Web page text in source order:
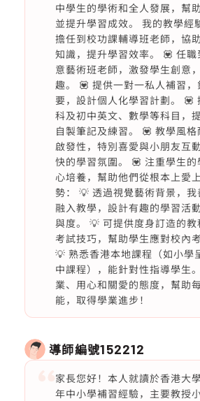
中學生的學術和全人發展，幫
並提升學習成效。 我的教學經
擔任到校功課輔導班老師，協
知識，提升學習效率。 💟 任
意藝術班老師，激發學生創意
趣。 💟 提供一對一私人補習
要，設計個人化學習計劃。 💟
科及初中英文、數學等科目，
自製筆記及練習。 💟 教學風
啟發性，特別喜愛與小朋友互
快的學習氛圍。 💟 注重學生
心培養，幫助他們從根本上愛
勢： 💡 透過視覺藝術背景，
融入教學，設計有趣的學習活
與度。 💡 可提供度身訂造的
考試技巧，幫助學生應對校內
💡 熟悉香港本地課程（如小學
中課程），能針對性指導學生
業、用心和關愛的態度，幫助
能，取得學業進步！
導師編號152212
家長您好！本人就讀於香港大
年中小學補習經驗，主要教授